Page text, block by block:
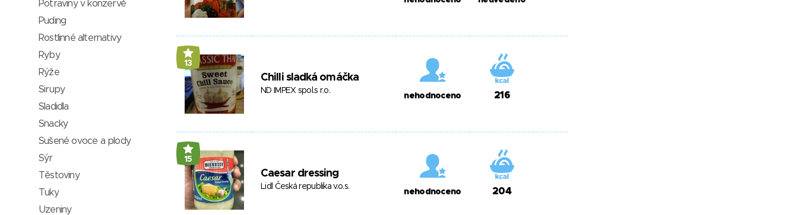
13
Chilli sladká omáčka
ND IMPEX spol.s r.o.
nehodnoceno 216
15
Caesar dressing
Lidl Česká republika v.o.s.
nehodnoceno 204
Potraviny v konzervě
Puding
Rostlinné alternativy
Ryby
Rýže
Sirupy
Sladidla
Snacky
Sušené ovoce a plody
Sýr
Těstoviny
Tuky
Uzeniny